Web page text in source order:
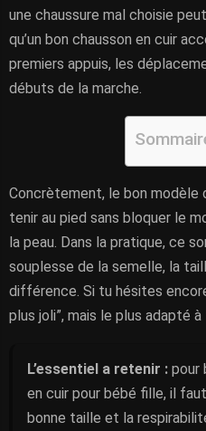
une chaussure mal choisie
qu’un bon chausson en cuir
premiers appuis, les
débuts de la marche.
Concrètement, le bon modèle
tenir au pied sans bloquer le
la peau. Dans la pratique, ce
souplesse de la semelle, la
différence. Si tu hésites
plus joli”, mais le plus adapté
L’essentiel a retenir : pour
en cuir pour bébé fille, il
bonne taille et la